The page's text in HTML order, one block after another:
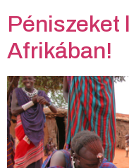
Péniszeket
Afrikában!